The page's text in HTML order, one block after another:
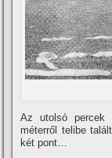
Az utolsó percek
méterről telibe
két pont…